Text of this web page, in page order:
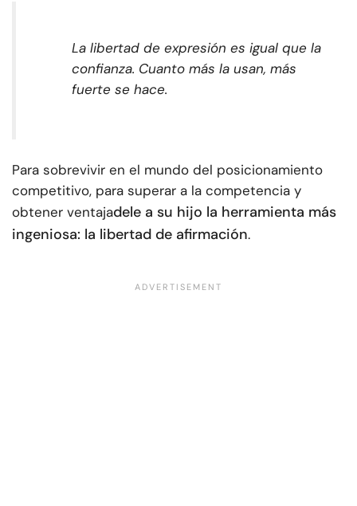
La libertad de expresión es igual que la
confianza. Cuanto más la usan, más
fuerte se hace.
Para sobrevivir en el mundo del posicionamiento
competitivo, para superar a la competencia y
obtener ventajadele a su hijo la herramienta más
ingeniosa: la libertad de afirmación.